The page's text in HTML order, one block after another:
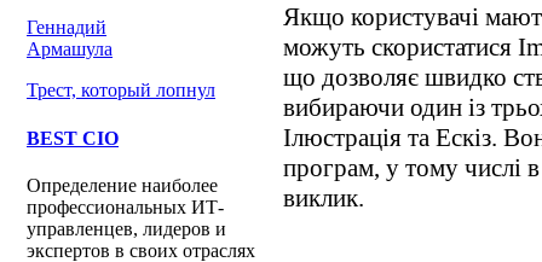
Геннадий
Армашула
Трест, который лопнул
BEST CIO
Определение наиболее
профессиональных ИТ-
управленцев, лидеров и
экспертов в своих отраслях
Якщо користувачі
можуть скористатися
що дозволяє швидко
вибираючи один із
Ілюстрація та Ескіз.
програм, у тому числі
виклик.